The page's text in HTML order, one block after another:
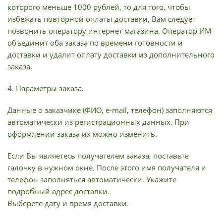
которого меньше 1000 рублей, то для того, чтобы
избежать повторной оплаты доставки, Вам следует
позвонить оператору интернет магазина. Оператор ИМ
объединит оба заказа по времени готовности и
доставки и удалит оплату доставки из дополнительного
заказа.
4. Параметры заказа.
Данные о заказчике (ФИО, e-mail, телефон) заполняются
автоматически из регистрационных данных. При
оформлении заказа их можно изменить.
Если Вы являетесь получателем заказа, поставьте
галочку в нужном окне. После этого имя получателя и
телефон заполняться автоматически. Укажите
подробный адрес доставки.
Выберете дату и время доставки.